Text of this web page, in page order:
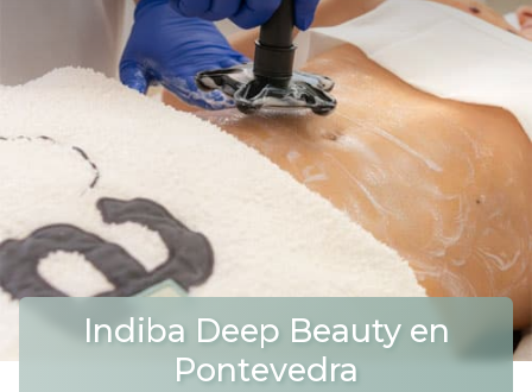
Indiba Deep Beauty en
Pontevedra